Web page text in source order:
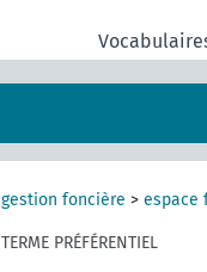
gestion foncière > espace
TERME PRÉFÉRENTIEL